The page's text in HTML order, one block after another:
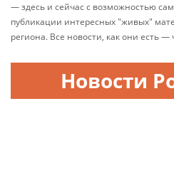
— здесь и сейчас с возможностью
публикации интересных "живых"
региона. Все новости, как они есть
Новости